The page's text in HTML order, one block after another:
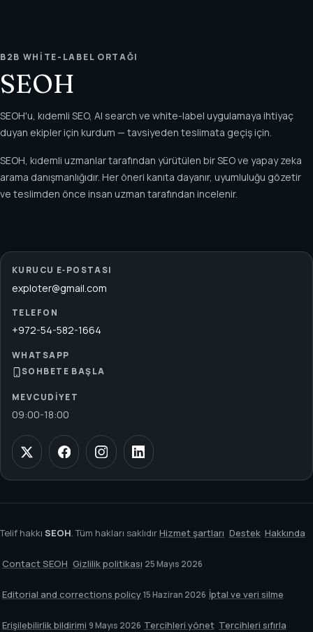
B2B WHITE-LABEL ORTAĞI
SEOH
SEOH'u, kıdemli SEO, AI search ve white-label uygulamaya ihtiyaç
duyan ekipler için kurdum — tavsiyeden teslimata geçiş için.
SEOH, kıdemli uzmanlar tarafından yürütülen bir SEO ve yapay zeka
arama danışmanlığıdır. Her öneri kanıta dayanır, uyumluluğu gözetir
ve teslimden önce insan uzman tarafından incelenir.
KURUCU E‑POSTASI
exploter@gmail.com
TELEFON
+972-54-582-1664
WHATSAPP
SOHBETE BAŞLA
MEVCUDIYET
09:00-18:00
Telif hakkı SEOH. Tüm hakları saklıdırHizmet şartları Destek Hakkında
Contact SEOH Gizlilik politikası 25 Mayıs 2026
Editorial and corrections policy 15 Haziran 2026 İptal ve veri silme
Erişilebilirlik bildirimi 9 Mayıs 2026 Tercihleri yönet Tercihleri sıfırla